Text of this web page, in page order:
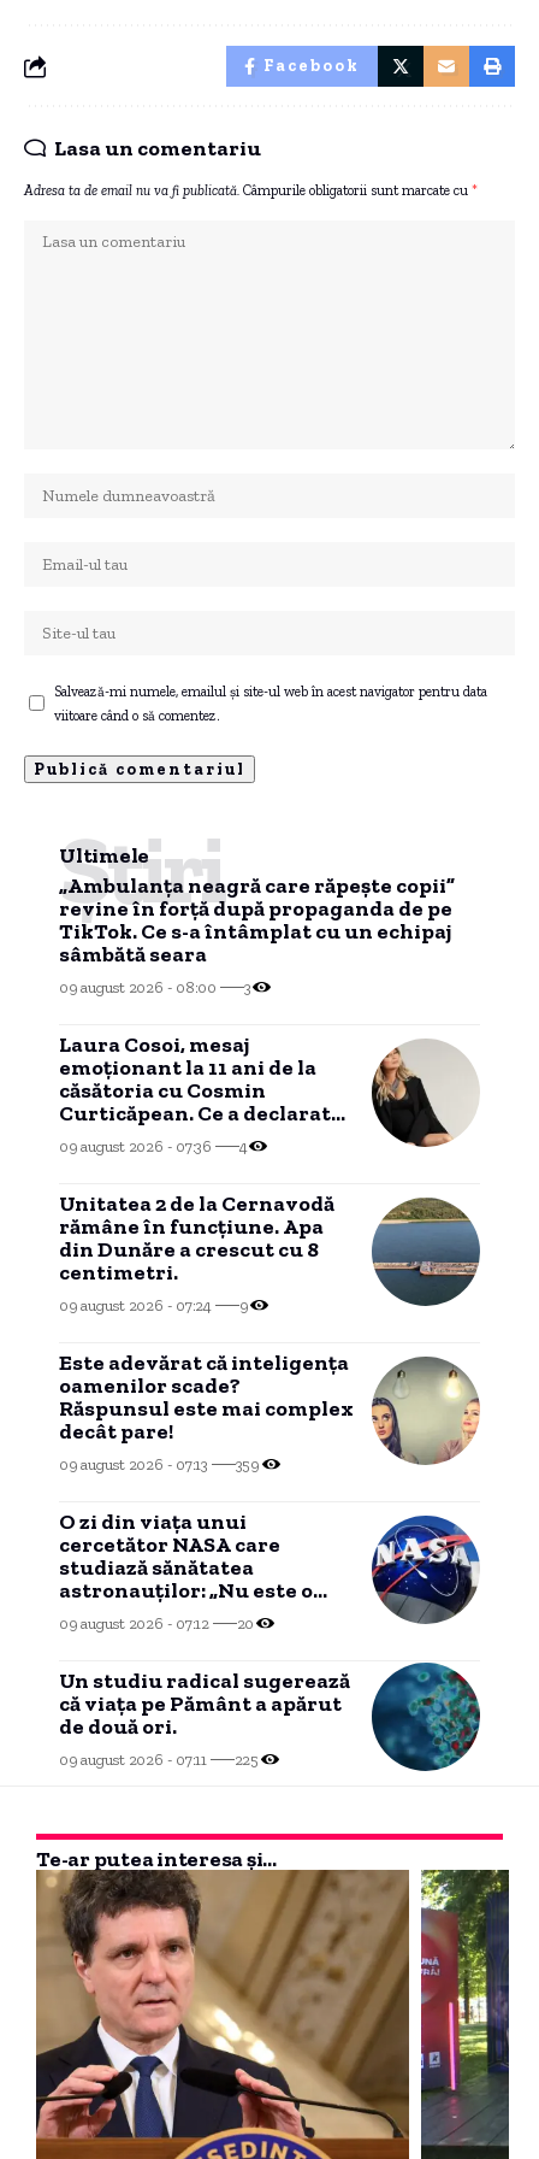
Facebook
Lasa un comentariu
Adresa ta de email nu va fi publicată. Câmpurile obligatorii sunt marcate cu *
Salvează-mi numele, emailul și site-ul web în acest navigator pentru data
viitoare când o să comentez.
Ultimele
Știri
„Ambulanța neagră care răpește copii”
revine în forță după propaganda de pe
TikTok. Ce s-a întâmplat cu un echipaj
sâmbătă seara
09 august 2026 - 08:00 3
Laura Cosoi, mesaj
emoționant la 11 ani de la
căsătoria cu Cosmin
Curticăpean. Ce a declarat
despre tatăl celor cinci
fetițe
09 august 2026 - 07:36 4
Unitatea 2 de la Cernavodă
rămâne în funcțiune. Apa
din Dunăre a crescut cu 8
centimetri.
09 august 2026 - 07:24 9
Este adevărat că inteligența
oamenilor scade?
Răspunsul este mai complex
decât pare!
09 august 2026 - 07:13 359
O zi din viața unui
cercetător NASA care
studiază sănătatea
astronauților: „Nu este o
știință complicată”
09 august 2026 - 07:12 20
Un studiu radical sugerează
că viața pe Pământ a apărut
de două ori.
09 august 2026 - 07:11 225
Te-ar putea interesa și...